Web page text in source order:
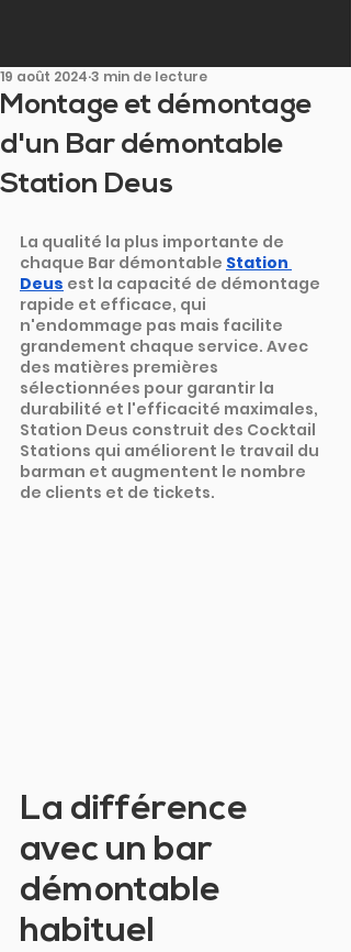
Montage et démontage
d'un Bar démontable
Station Deus
19 août 2024 3 min de lecture
La qualité la plus importante de
chaque Bar démontable Station
Deus est la capacité de démontage
rapide et efficace, qui
n'endommage pas mais facilite
grandement chaque service. Avec
des matières premières
sélectionnées pour garantir la
durabilité et l'efficacité maximales,
Station Deus construit des Cocktail
Stations qui améliorent le travail du
barman et augmentent le nombre
de clients et de tickets.
La différence
avec un bar
démontable
habituel